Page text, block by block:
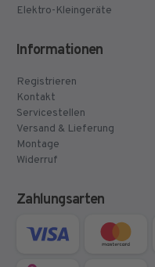
Elektro-Kleingeräte
Informationen
Registrieren
Kontakt
Servicestellen
Versand & Lieferung
Montage
Widerruf
Zahlungsarten